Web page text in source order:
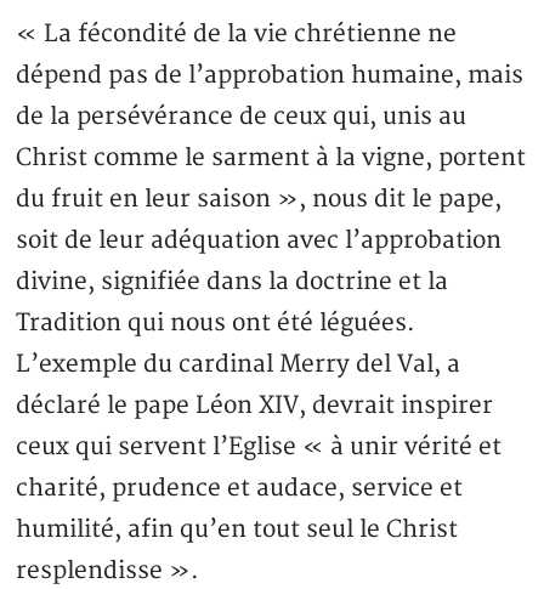
« La fécondité de la vie chrétienne ne
dépend pas de l’approbation humaine, mais
de la persévérance de ceux qui, unis au
Christ comme le sarment à la vigne, portent
du fruit en leur saison », nous dit le pape,
soit de leur adéquation avec l’approbation
divine, signifiée dans la doctrine et la
Tradition qui nous ont été léguées.
L’exemple du cardinal Merry del Val, a
déclaré le pape Léon XIV, devrait inspirer
ceux qui servent l’Eglise « à unir vérité et
charité, prudence et audace, service et
humilité, afin qu’en tout seul le Christ
resplendisse ».